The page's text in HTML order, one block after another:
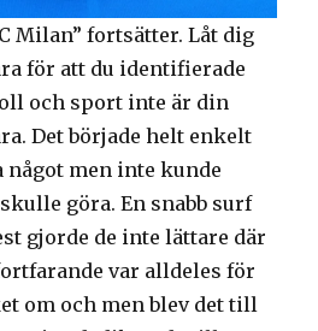
Milan” fortsätter. Låt dig
för att du identifierade
och sport inte är din
Det började helt enkelt
något men inte kunde
göra. En snabb surf
gjorde de inte lättare där
var alldeles för
om och men blev det till